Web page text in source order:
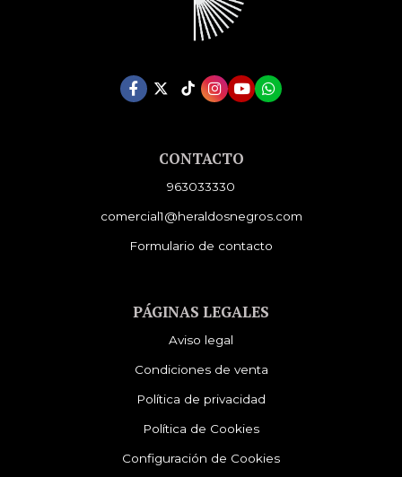
CONTACTO
963033330
comercial1@heraldosnegros.com
Formulario de contacto
PÁGINAS LEGALES
Aviso legal
Condiciones de venta
Política de privacidad
Política de Cookies
Configuración de Cookies